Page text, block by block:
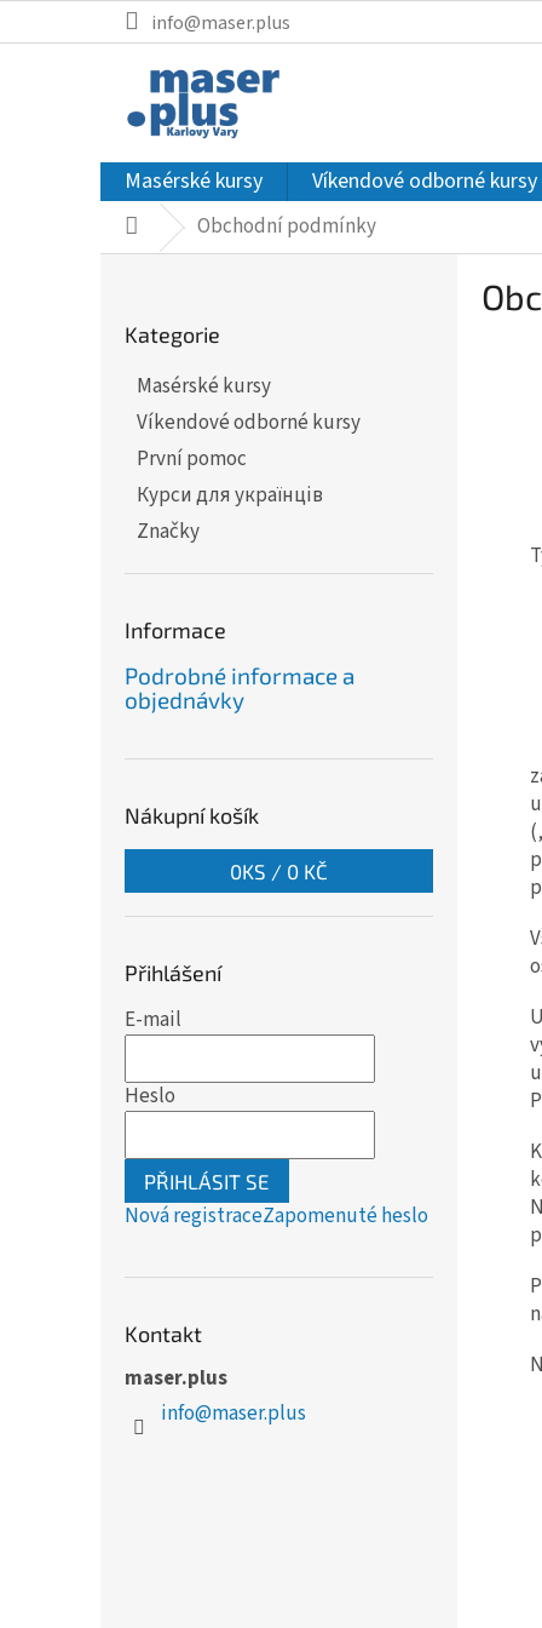
na
info@maser.plus
Masérské kursy Víkendové odborné kursy
DomůObchodní podmínky
kategorie
Kategorie
Masérské kursy
Víkendové odborné kursy
První pomoc
Курси для українців
Značky
Informace
Podrobné informace a
objednávky
Nákupní košík
0KS / 0 KČ
Přihlášení
E-mail
Heslo
PŘIHLÁSIT SE
Nová registraceZapomenuté heslo
Kontakt
maser.plus
info@maser.plus
K